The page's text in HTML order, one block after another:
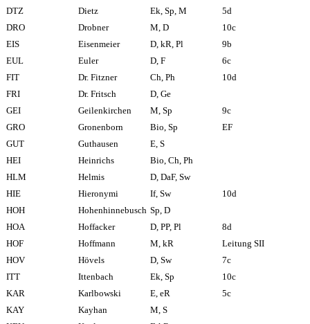
DTZ
Dietz Ek, Sp, M
5d
DRO
Drobner M, D
10c
EIS
Eisenmeier D, kR, Pl
9b
EUL
Euler D, F
6c
FIT
Dr. Fitzner Ch, Ph
10d
FRI
Dr. Fritsch
D, Ge
GEI
Geilenkirchen M, Sp
9c
GRO
Gronenborn Bio, Sp
EF
GUT
Guthausen
E, S
HEI
Heinrichs
Bio, Ch, Ph
HLM
Helmis
D, DaF, Sw
HIE
Hieronymi If, Sw
10d
HOH
Hohenhinnebusch Sp, D
HOA
Hoffacker D, PP, Pl
8d
HOF
Hoffmann M, kR
Leitung SII
HOV
Hövels D, Sw
7c
ITT
Ittenbach Ek, Sp
10c
KAR
Karlbowski E, eR
5c
KAY
Kayhan
M, S